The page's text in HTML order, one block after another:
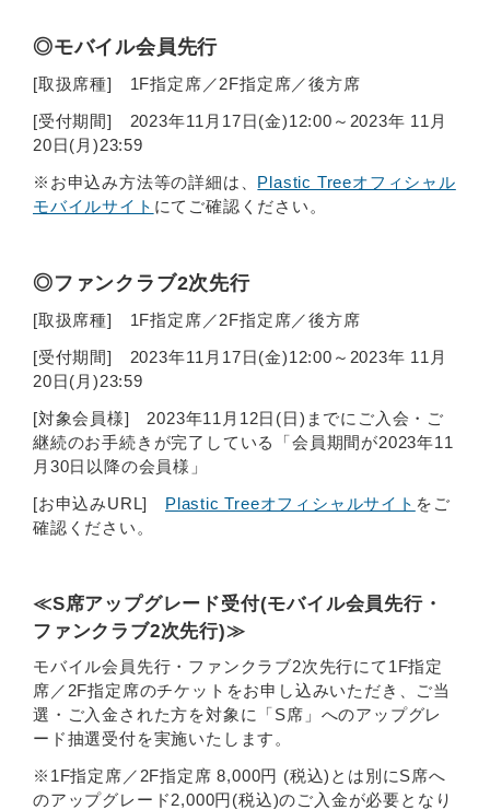
◎モバイル会員先行
[取扱席種] 1F指定席／2F指定席／後方席
[受付期間] 2023年11月17日(金)12:00～2023年 11月
20日(月)23:59
※お申込み方法等の詳細は、 Plastic Treeオフィシャル
モバイルサイト にてご確認ください。
◎ファンクラブ2次先行
[取扱席種] 1F指定席／2F指定席／後方席
[受付期間] 2023年11月17日(金)12:00～2023年 11月
20日(月)23:59
[対象会員様] 2023年11月12日(日)までにご入会・ご
継続のお手続きが完了している「会員期間が2023年11
月30日以降の会員様」
[お申込みURL] Plastic Treeオフィシャルサイト をご
確認ください。
≪S席アップグレード受付(モバイル会員先行・
ファンクラブ2次先行)≫
モバイル会員先行・ファンクラブ2次先行にて1F指定
席／2F指定席のチケットをお申し込みいただき、ご当
選・ご入金された方を対象に「S席」へのアップグレ
ード抽選受付を実施いたします。
※1F指定席／2F指定席 8,000円 (税込)とは別にS席へ
のアップグレード2,000円(税込)のご入金が必要となり